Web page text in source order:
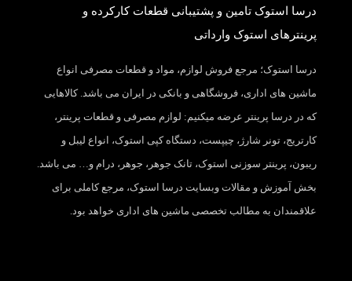
درسا استوک تامین و پشتیبانی قطعات کارکرده و
پرینترهای استوک وارداتی
درسا استوک؛ مرجع فروش لوازم، مواد و قطعات مصرفی انواع
ماشین های اداری، فروشگاهی و بانکی در ایران می باشد. کالاهایی
که در درسا پرینتر عرضه میکنیم: لوازم مصرفی و قطعات پرینتر،
کارتریج، تونر شارژ، چیپست، دستگاه کپی استوک، انواع لیبل و
ریبون، پرینتر سوزنی استوک، تانک جوهر، جوهر، درام و… می باشد.
بخش آموزش و مقالات وبسایت درسا استوک، مرجع کاملی برای
علاقمندان به مطالب تخصصی ماشین های اداری خواهد بود.